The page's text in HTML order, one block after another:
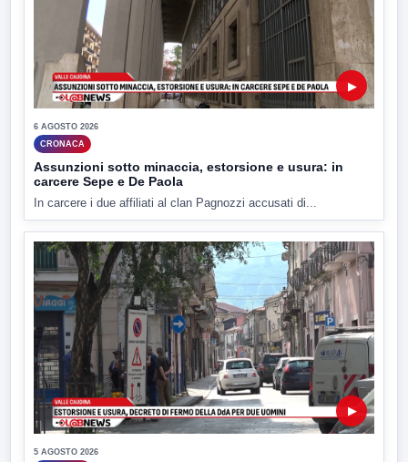
▶
6 AGOSTO 2026
CRONACA
Assunzioni sotto minaccia, estorsione e usura: in
carcere Sepe e De Paola
In carcere i due affiliati al clan Pagnozzi accusati di...
▶
5 AGOSTO 2026